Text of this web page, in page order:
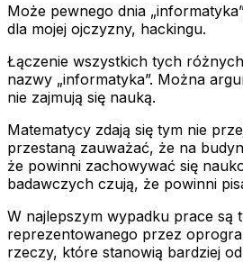
Może pewnego dnia
dla mojej ojczyzny, hackingu.
Łączenie wszystkich tych
nazwy „informatyka”. Można
nie zajmują się nauką.
Matematycy zdają się tym nie
przestaną zauważać, że na
że powinni zachowywać się
badawczych czują, że powinni
W najlepszym wypadku prace są
reprezentowanego przez
rzeczy, które stanowią bardziej